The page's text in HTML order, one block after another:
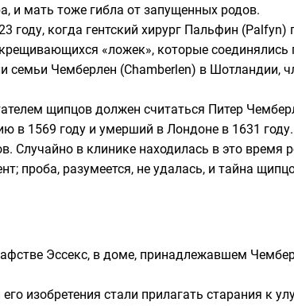
и мать тоже гибла от запущенных родов.
году, когда гентский хирург Пальфин (Palfyn)
«ложек», которые
семьи Чемберлен (Chamberlen) в Шотландии,
щипцов должен считаться Питер
в 1569 году и умерший в Лондоне в 1631 году
. Случайно в клинике находилась в это
проба, разумеется, не удалась, и тайна
Эссекс, в доме, принадлежавшем
изобретения стали прилагать старания к